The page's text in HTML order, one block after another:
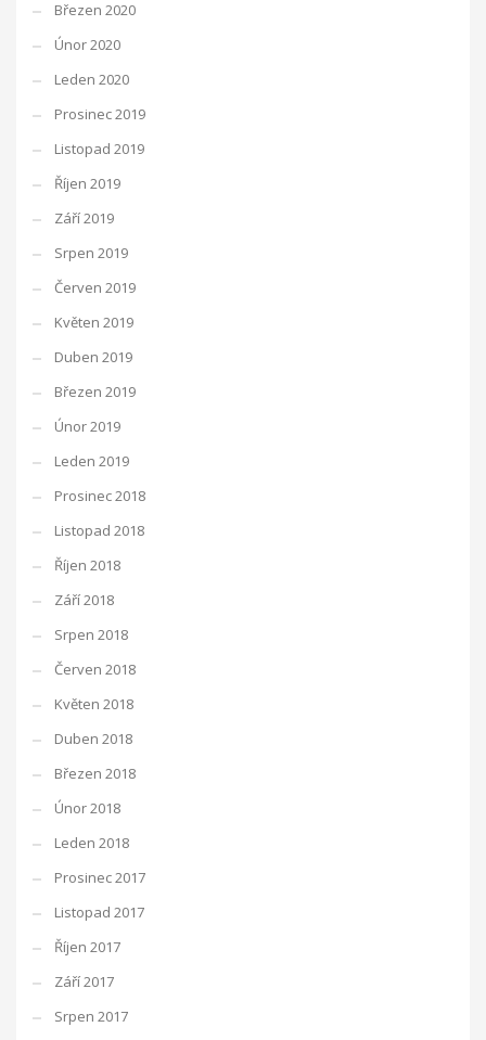
Březen 2020
Únor 2020
Leden 2020
Prosinec 2019
Listopad 2019
Říjen 2019
Září 2019
Srpen 2019
Červen 2019
Květen 2019
Duben 2019
Březen 2019
Únor 2019
Leden 2019
Prosinec 2018
Listopad 2018
Říjen 2018
Září 2018
Srpen 2018
Červen 2018
Květen 2018
Duben 2018
Březen 2018
Únor 2018
Leden 2018
Prosinec 2017
Listopad 2017
Říjen 2017
Září 2017
Srpen 2017